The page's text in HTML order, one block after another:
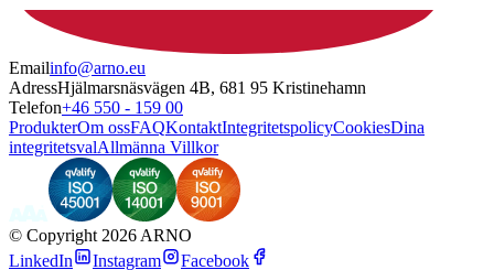
Emailinfo@arno.eu
AdressHjälmarsnäsvägen 4B, 681 95 Kristinehamn
Telefon+46 550 - 159 00
ProdukterOm ossFAQKontaktIntegritetspolicyCookiesDina
integritetsvalAllmänna Villkor
© Copyright 2026 ARNO
LinkedIn
Instagram Facebook